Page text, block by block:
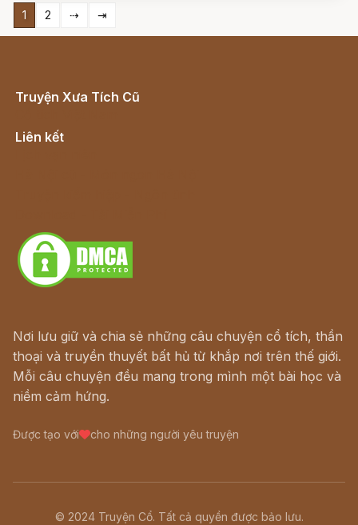
1 2 ⇢ ⇥
Truyện Xưa Tích Cũ
Liên kết
Nơi lưu giữ và chia sẻ những câu chuyện cổ tích, thần
thoại và truyền thuyết bất hủ từ khắp nơi trên thế giới.
Mỗi câu chuyện đều mang trong mình một bài học và
niềm cảm hứng.
Được tạo với cho những người yêu truyện
© 2024 Truyện Cổ. Tất cả quyền được bảo lưu.